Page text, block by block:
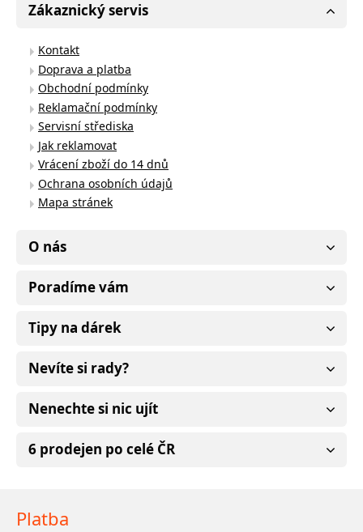
Zákaznický servis
Kontakt
Doprava a platba
Obchodní podmínky
Reklamační podmínky
Servisní střediska
Jak reklamovat
Vrácení zboží do 14 dnů
Ochrana osobních údajů
Mapa stránek
O nás
Poradíme vám
Tipy na dárek
Nevíte si rady?
Nenechte si nic ujít
6 prodejen po celé ČR
Platba